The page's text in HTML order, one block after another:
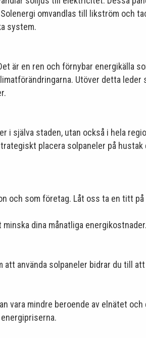
omvandlas till likström och
system.
är en ren och förnybar energikälla
Utöver detta
själva staden, utan också i hela
placera solpaneler på hustak
och som företag. Låt oss ta en titt
dina månatliga
använda solpaneler bidrar du till
vara mindre beroende av elnätet